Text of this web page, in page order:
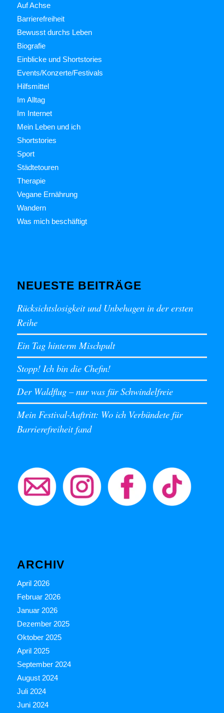
Auf Achse
Barrierefreiheit
Bewusst durchs Leben
Biografie
Einblicke und Shortstories
Events/Konzerte/Festivals
Hilfsmittel
Im Alltag
Im Internet
Mein Leben und ich
Shortstories
Sport
Städtetouren
Therapie
Vegane Ernährung
Wandern
Was mich beschäftigt
NEUESTE BEITRÄGE
Rücksichtslosigkeit und Unbehagen in der ersten
Reihe
Ein Tag hinterm Mischpult
Stopp! Ich bin die Chefin!
Der Waldflug – nur was für Schwindelfreie
Mein Festival-Auftritt: Wo ich Verbündete für
Barrierefreiheit fand
ARCHIV
April 2026
Februar 2026
Januar 2026
Dezember 2025
Oktober 2025
April 2025
September 2024
August 2024
Juli 2024
Juni 2024